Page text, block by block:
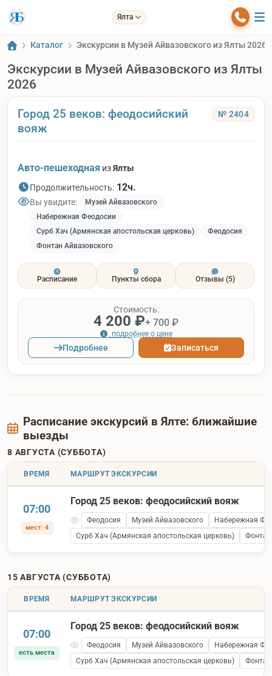
Ялта
Каталог Экскурсии в Музей Айвазовского из Ялты 2026
Экскурсии в Музей Айвазовского из Ялты
2026
Город 25 веков: феодосийский
вояж
№ 2404
Авто-пешеходная изЯлты
Продолжительность: 12ч.
Вы увидите:
Музей Айвазовского
Набережная Феодосии
Сурб Хач (Армянская апостольская церковь)
Феодосия
Фонтан Айвазовского
Расписание Пункты сбора Отзывы (5)
Стоимость:
4 200 ₽+ 700 ₽
подробнее о цене
Подробнее Записаться
Расписание экскурсий в Ялте: ближайшие
выезды
8 АВГУСТА (СУББОТА)
ВРЕМЯ МАРШРУТ ЭКСКУРСИИ
07:00
мест: 4
Город 25 веков: феодосийский вояж
Феодосия Музей Айвазовского
Набережная
Сурб Хач (Армянская апостольская церковь)
Фонтан
15 АВГУСТА (СУББОТА)
ВРЕМЯ МАРШРУТ ЭКСКУРСИИ
07:00
есть места
Город 25 веков: феодосийский вояж
Феодосия Музей Айвазовского
Набережная
Сурб Хач (Армянская апостольская церковь)
Фонтан